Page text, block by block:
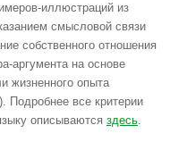
иллюстраций из
смысловой связи
собственного отношения
аргумента на основе
жизненного опыта
Подробнее все критерии
описываются здесь.